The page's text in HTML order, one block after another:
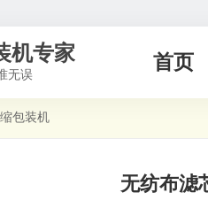
机专家
无误
首页
包装机
无纺布滤